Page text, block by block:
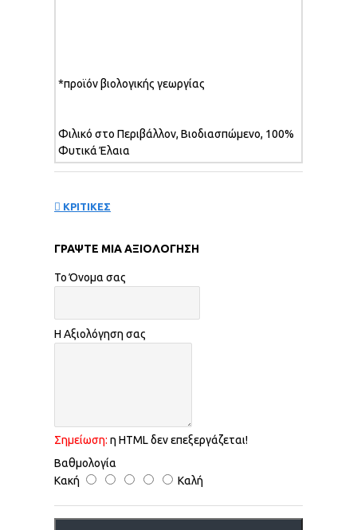
*προϊόν βιολογικής γεωργίας
Φιλικό στο Περιβάλλον, Βιοδιασπώμενο, 100%
Φυτικά Έλαια
ΚΡΙΤΙΚΕΣ
ΓΡΆΨΤΕ ΜΙΑ ΑΞΙΟΛΌΓΗΣΗ
Το Όνομα σας
Η Αξιολόγηση σας
Σημείωση: η HTML δεν επεξεργάζεται!
Βαθμολογία
Κακή
Καλή